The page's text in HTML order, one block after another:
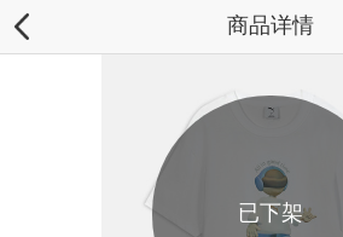
商品详情
已下架